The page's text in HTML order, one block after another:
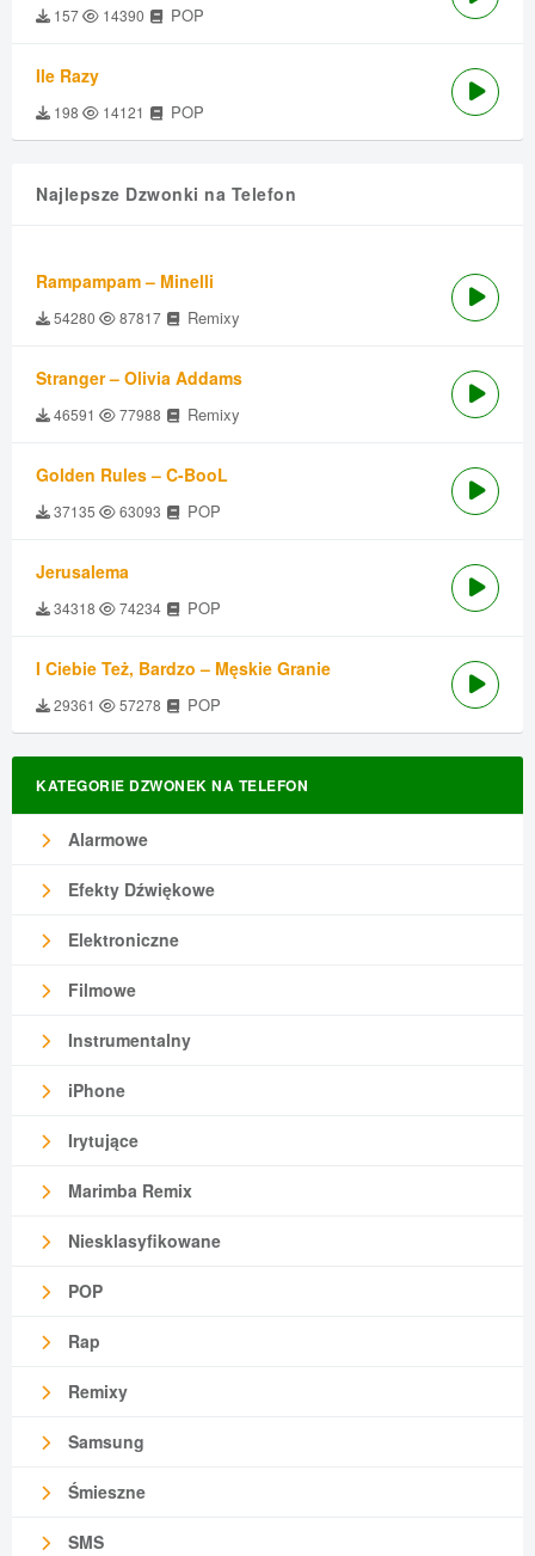
157 14390 POP
Ile Razy
198 14121 POP
Najlepsze Dzwonki na Telefon
Rampampam – Minelli
54280 87817 Remixy
Stranger – Olivia Addams
46591 77988 Remixy
Golden Rules – C-BooL
37135 63093 POP
Jerusalema
34318 74234 POP
I Ciebie Też, Bardzo – Męskie Granie
29361 57278 POP
KATEGORIE DZWONEK NA TELEFON
Alarmowe
Efekty Dźwiękowe
Elektroniczne
Filmowe
Instrumentalny
iPhone
Irytujące
Marimba Remix
Niesklasyfikowane
POP
Rap
Remixy
Samsung
Śmieszne
SMS